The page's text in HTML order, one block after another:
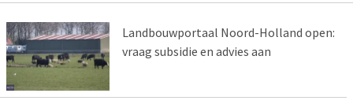
Landbouwportaal Noord-Holland open:
vraag subsidie en advies aan